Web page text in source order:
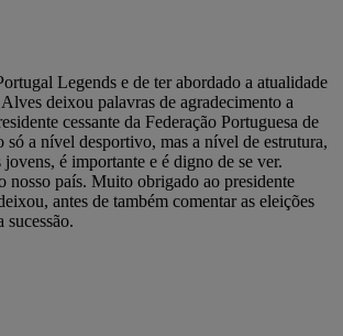
Legends e de ter abordado a atualidade
deixou palavras de agradecimento a
cessante da Federação Portuguesa de
a nível desportivo, mas a nível de estrutura,
jovens, é importante e é digno de se ver.
nosso país. Muito obrigado ao presidente
antes de também comentar as eleições
sucessão.